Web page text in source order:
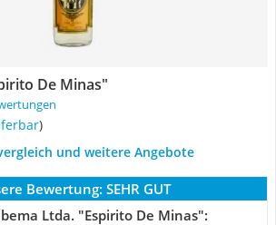
De Minas"
)
und weitere Angebote
Bewertung: SEHR GUT
Ltda. "Espirito De Minas":